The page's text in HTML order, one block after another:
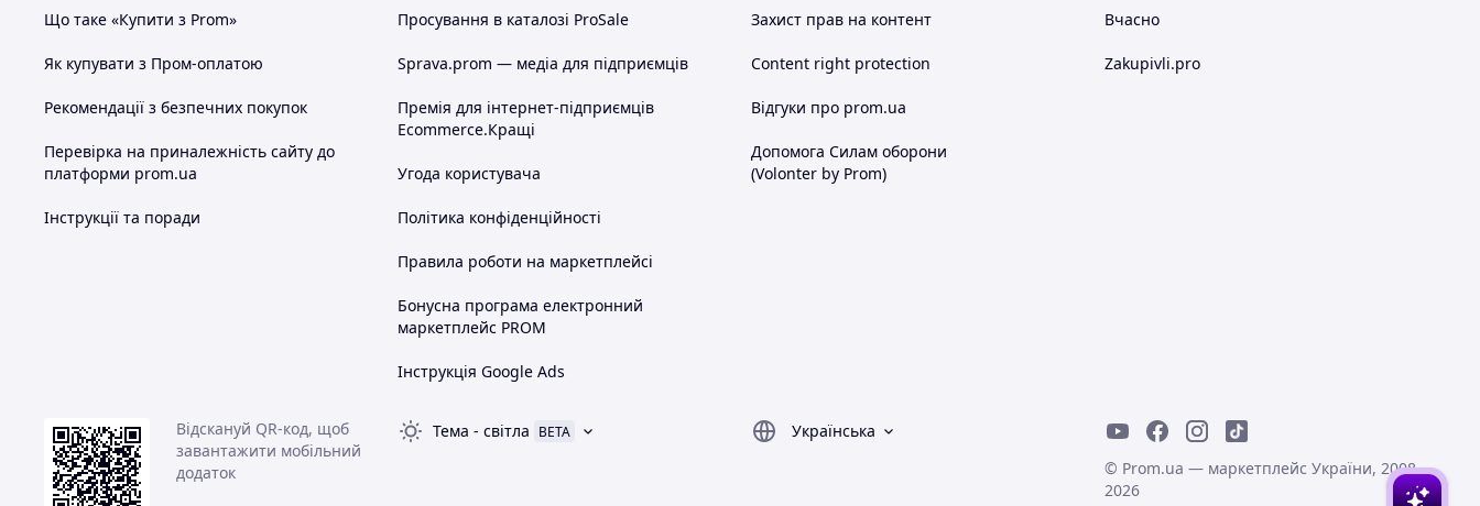
Що таке «Купити з Prom»
Як купувати з Пром-оплатою
Рекомендації з безпечних покупок
Перевірка на приналежність сайту до
платформи prom.ua
Інструкції та поради
Просування в каталозі ProSale
Sprava.prom — медіа для підприємців
Премія для інтернет-підприємців
Ecommerce.Кращі
Угода користувача
Політика конфіденційності
Правила роботи на маркетплейсі
Бонусна програма електронний
маркетплейс PROM
Інструкція Google Ads
Захист прав на контент
Content right protection
Відгуки про prom.ua
Допомога Силам оборони
(Volonter by Prom)
Вчасно
Zakupivli.pro
Відскануй QR-код, щоб
завантажити мобільний
додаток
Тема - світла BETA
Українська
© Prom.ua — маркетплейс України, 2008-
2026